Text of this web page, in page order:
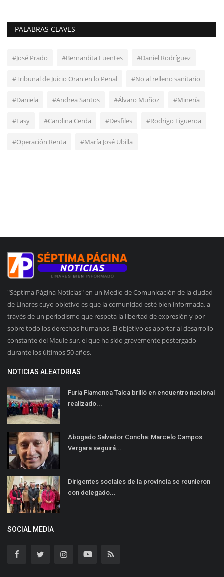
PALABRAS CLAVES
#José Prado #Bernardita Fuentes #Daniel Rodríguez
#Tribunal de Juicio Oran en lo Penal #No al relleno sanitario
#Daniela #Andrea Santos #Álvaro Muñoz #Minería
#Easy #Carolina Cerda #Desfiles #Rodrigo Figueroa
#Operación Renta #María José Ubilla
"Séptima Página Noticias" en un Medio de Comunicación de la ciudad
de Linares cuyo objetivo es que la comunidad esté bien informada, a
través de un periodismo que respeta la libertad de expresión y por
sobre todo los derechos humanos. El objetivo es aportar al desarrollo
constante del Maule sur, el que ha sido gravemente postergado
durante los últimos 50 años.
NOTICIAS ALEATORIAS
Furia Flamenca Talca brilló en encuentro nacional
realizado...
Abogado Salvador Concha: Marcelo Campos
Vergara seguirá...
Dirigentes sociales de la provincia se reunieron
con delegado...
SOCIAL MEDIA